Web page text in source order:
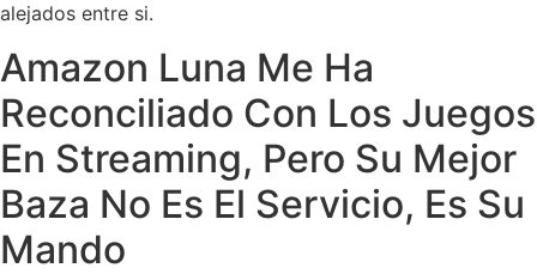
alejados entre si.
Amazon Luna Me Ha
Reconciliado Con Los Juegos
En Streaming, Pero Su Mejor
Baza No Es El Servicio, Es Su
Mando